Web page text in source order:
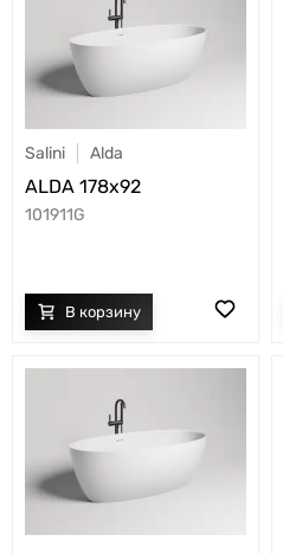
Salini Alda
ALDA 178x92
101911G